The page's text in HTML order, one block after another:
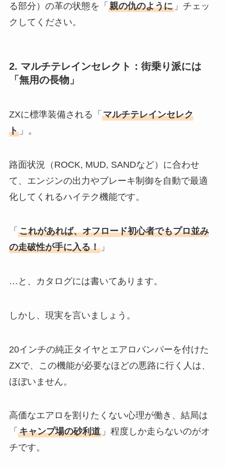
る部分）の革の状態を「 親の仇のように」チェッ
クしてください。
2. マルチテレインセレクト：街乗り派には
「無用の長物」
ZXに標準装備される「 マルチテレインセレク
ト」。
路面状況（ROCK, MUD, SANDなど）に合わせ
て、エンジンの出力やブレーキ制御を自動で最適
化してくれるハイテク機能です。
「 これがあれば、オフロード初心者でもプロ並み
の走破性が手に入る！」
…と、カタログには書いてあります。
しかし、現実を言いましょう。
20インチの純正タイヤとエアロバンパーを付けた
ZXで、この機能が必要なほどの悪路に行く人は、
ほぼいません。
高価なエアロを割りたくない心理が働き、結局は
「 キャンプ場の砂利道」程度しか走らないのがオ
チです。